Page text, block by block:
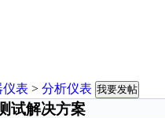
仪表 > 分析仪表 我要发帖
试解决方案